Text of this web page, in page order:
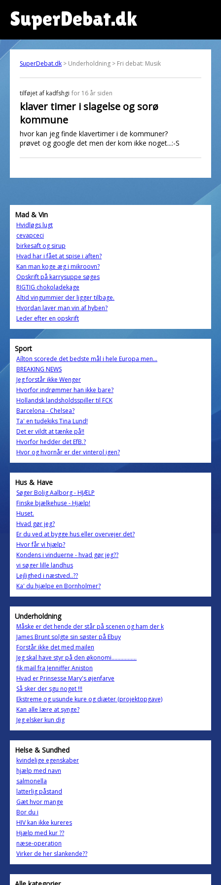
SuperDebat.dk
SuperDebat.dk > Underholdning > Fri debat: Musik
tilføjet af kadfshgi for 16 år siden
klaver timer i slagelse og sorø
kommune
hvor kan jeg finde klavertimer i de kommuner?
prøvet og google det men der kom ikke noget...:-S
Mad & Vin
Hvidløgs lugt
cevapceci
birkesaft og sirup
Hvad har i fået at spise i aften?
Kan man koge æg i mikroovn?
Opskrift på karrysuppe søges
RIGTIG chokoladekage
Altid vingummier der ligger tilbage.
Hvordan laver man vin af hyben?
Leder efter en opskrift
Sport
Aílton scorede det bedste mål i hele Europa men...
BREAKING NEWS
Jeg forstår ikke Wenger
Hvorfor indrømmer han ikke bare?
Hollandsk landsholdsspiller til FCK
Barcelona - Chelsea?
Ta' en tudekiks Tina Lund!
Det er vildt at tænke på!!
Hvorfor hedder det EfB.?
Hvor og hvornår er der vinterol igen?
Hus & Have
Søger Bolig Aalborg - HJÆLP
Finske bjælkehuse - Hjælp!
Huset.
Hvad gør jeg?
Er du ved at bygge hus eller overvejer det?
Hvor får vi hjælp?
Kondens i vinduerne - hvad gør jeg??
vi søger lille landhus
Lejlighed i næstved..??
Ka' du hjælpe en Bornholmer?
Underholdning
Måske er det hende der står på scenen og ham der k
James Brunt solgte sin søster på Ebuy
Forstår ikke det med mailen
Jeg skal have styr på den økonomi.................
fik mail fra Jenniffer Aniston
Hvad er Prinsesse Mary's øjenfarve
Så sker der sgu noget !!!
Ekstreme og usunde kure og diæter (projektopgave)
Kan alle lære at synge?
Jeg elsker kun dig
Helse & Sundhed
kvindelige egenskaber
hjælp med navn
salmonella
latterlig påstand
Gæt hvor mange
Bor du i
HIV kan ikke kureres
Hjælp med kur ??
næse-operation
Virker de her slankende??